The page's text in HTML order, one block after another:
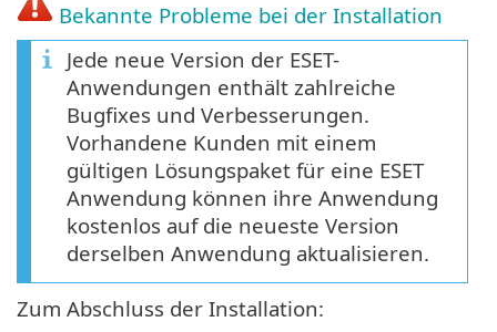
Bekannte Probleme bei der Installation
Jede neue Version der ESET-
Anwendungen enthält zahlreiche
Bugfixes und Verbesserungen.
Vorhandene Kunden mit einem
gültigen Lösungspaket für eine ESET
Anwendung können ihre Anwendung
kostenlos auf die neueste Version
derselben Anwendung aktualisieren.
Zum Abschluss der Installation: